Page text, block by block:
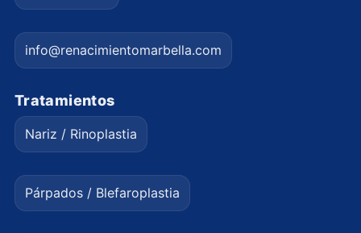
info@renacimientomarbella.com
Tratamientos
Nariz / Rinoplastia
Párpados / Blefaroplastia